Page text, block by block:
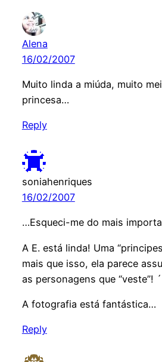
Alena
16/02/2007
Muito linda a miúda, muito
princesa…
Reply
soniahenriques
16/02/2007
…Esqueci-me do mais
A E. está linda! Uma
mais que isso, ela parece
as personagens que “veste”! ´
A fotografia está fantástica…
Reply